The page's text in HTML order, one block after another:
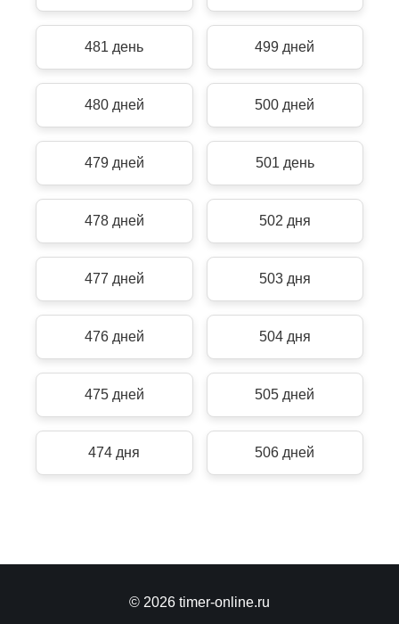
481 день 499 дней
480 дней 500 дней
479 дней 501 день
478 дней 502 дня
477 дней 503 дня
476 дней 504 дня
475 дней 505 дней
474 дня 506 дней
© 2026 timer-online.ru